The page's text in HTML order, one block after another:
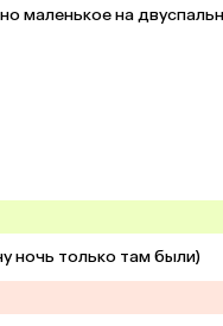
маленькое на
ночь только там были)